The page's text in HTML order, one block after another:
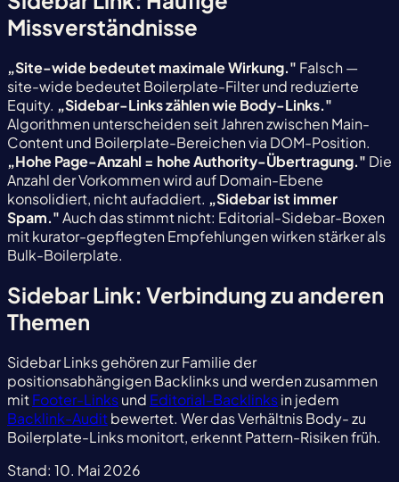
Missverständnisse
„Site-wide bedeutet maximale Wirkung." Falsch —
site-wide bedeutet Boilerplate-Filter und reduzierte
Equity. „Sidebar-Links zählen wie Body-Links."
Algorithmen unterscheiden seit Jahren zwischen Main-
Content und Boilerplate-Bereichen via DOM-Position.
„Hohe Page-Anzahl = hohe Authority-Übertragung." Die
Anzahl der Vorkommen wird auf Domain-Ebene
konsolidiert, nicht aufaddiert. „Sidebar ist immer
Spam."Auch das stimmt nicht: Editorial-Sidebar-Boxen
mit kurator-gepflegten Empfehlungen wirken stärker als
Bulk-Boilerplate.
Sidebar Link: Verbindung zu anderen
Themen
Sidebar Links gehören zur Familie der
positionsabhängigen Backlinks und werden zusammen
mitFooter-Linksund Editorial-Backlinksin jedem
Backlink-Auditbewertet. Wer das Verhältnis Body- zu
Boilerplate-Links monitort, erkennt Pattern-Risiken früh.
Stand: 10. Mai 2026